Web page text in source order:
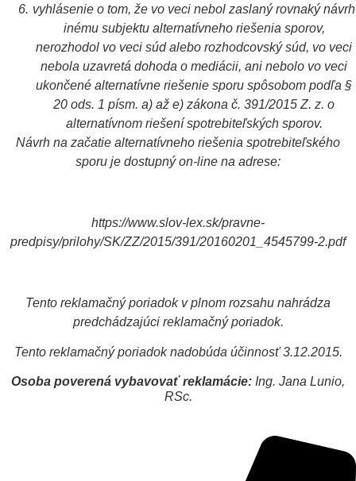
vyhlásenie o tom, že vo veci nebol zaslaný rovnaký návrh
inému subjektu alternatívneho riešenia sporov,
nerozhodol vo veci súd alebo rozhodcovský súd, vo veci
nebola uzavretá dohoda o mediácii, ani nebolo vo veci
ukončené alternatívne riešenie sporu spôsobom podľa §
20 ods. 1 písm. a) až e) zákona č. 391/2015 Z. z. o
alternatívnom riešení spotrebiteľských sporov.
Návrh na začatie alternatívneho riešenia spotrebiteľského
sporu je dostupný on-line na adrese:
https://www.slov-lex.sk/pravne-
predpisy/prilohy/SK/ZZ/2015/391/20160201_4545799-2.pdf
Tento reklamačný poriadok v plnom rozsahu nahrádza
predchádzajúci reklamačný poriadok.
Tento reklamačný poriadok nadobúda účinnosť 3.12.2015.
Osoba poverená vybavovať reklamácie: Ing. Jana Lunio,
RSc.